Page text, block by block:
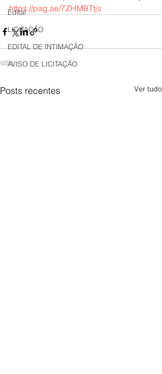
Edital
LICITAÇÃO
EDITAL DE INTIMAÇÃO
AVISO DE LICITAÇÃO
https://pag.ae/7ZHMBTtjs
Posts recentes Ver tudo